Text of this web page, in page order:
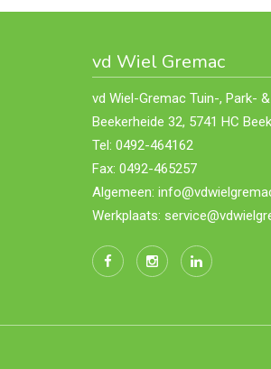
vd Wiel Gremac
vd Wiel-Gremac Tuin-, Park-
Beekerheide 32, 5741 HC
Tel: 0492-464162
Fax: 0492-465257
Algemeen:
Werkplaats: